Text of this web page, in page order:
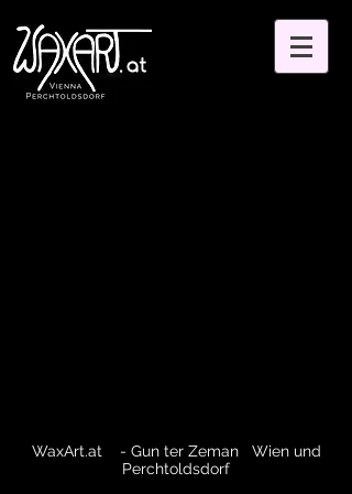
WaxArt.at - Gun ter Zeman Wien und
Perchtoldsdorf